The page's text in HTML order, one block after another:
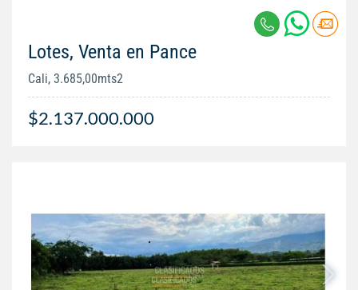
Lotes, Venta en Pance
Cali, 3.685,00mts2
$2.137.000.000